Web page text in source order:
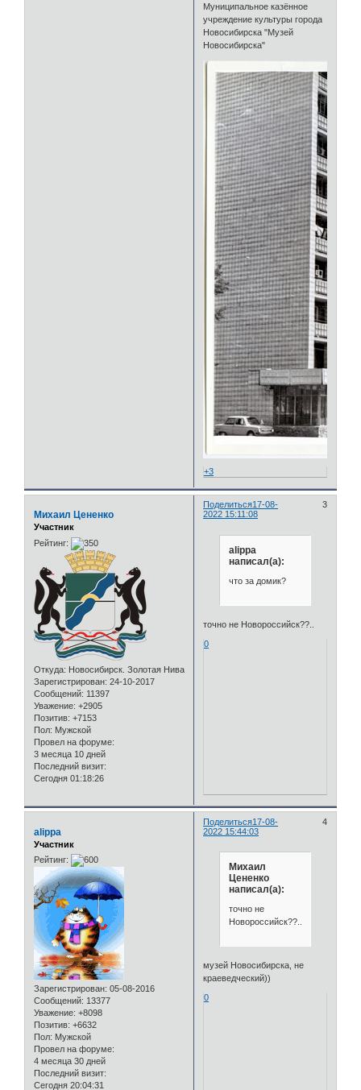
Муниципальное казённое
учреждение культуры города
Новосибирска "Музей
Новосибирска"
+3
Поделиться 3
17-08-
2022 15:11:08
Михаил Цененко
Участник
Рейтинг:
Откуда: Новосибирск. Золотая Нива
Зарегистрирован: 24-10-2017
Сообщений: 11397
Уважение: +2905
Позитив: +7153
Пол: Мужской
Провел на форуме:
3 месяца 10 дней
Последний визит:
Сегодня 01:18:26
alippa
написал(а):
что за домик?
точно не Новороссийск??..
0
Поделиться 4
17-08-
2022 15:44:03
alippa
Участник
Рейтинг:
Зарегистрирован: 05-08-2016
Сообщений: 13377
Уважение: +8098
Позитив: +6632
Пол: Мужской
Провел на форуме:
4 месяца 30 дней
Последний визит:
Сегодня 20:04:31
Михаил
Цененко
написал(а):
точно не
Новороссийск??..
музей Новосибирска, не
краеведческий))
0